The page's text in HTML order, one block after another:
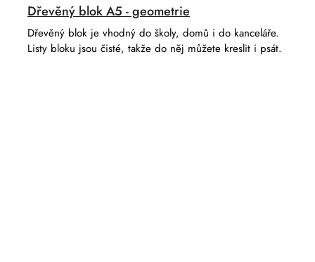
Dřevěný blok A5 - geometrie
Dřevěný blok je vhodný do školy, domů i do kanceláře.
Listy bloku jsou čisté, takže do něj můžete kreslit i psát.